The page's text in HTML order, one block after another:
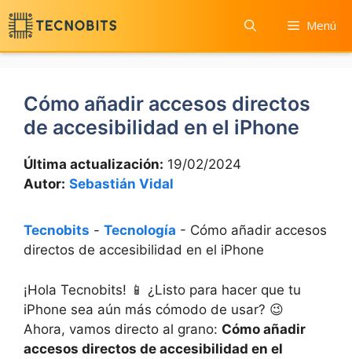
Saltar
al
contenido
Menú
Cómo añadir accesos directos
de accesibilidad en el iPhone
Última actualización: 19/02/2024
Autor: Sebastián Vidal
Tecnobits - Tecnología - Cómo añadir accesos
directos de accesibilidad en el iPhone
¡Hola ⁤Tecnobits! 📱 ¿Listo para⁣ hacer que tu
iPhone sea aún más cómodo de usar? 😉
Ahora, vamos directo al grano: Cómo añadir
accesos directos de⁤ accesibilidad en el